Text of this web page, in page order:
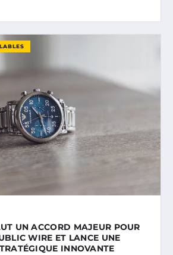
UN ACCORD MAJEUR POUR
WIRE ET LANCE UNE
INNOVANTE